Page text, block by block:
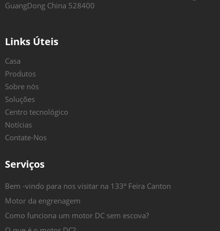
GuangDong China 528400
Links Úteis
Casa
Produtos
Sobre nós
Soluções
Centro tecnológico
Notícias
Contate-Nos
Serviços
Bem -vindo para nos visitar na 133ª Feira Canton
Motor da engrenagem
Como funciona um motor DC sem escova?